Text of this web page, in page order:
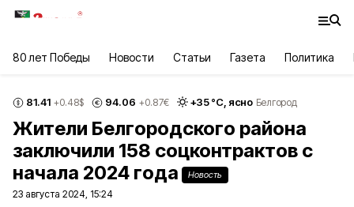
80 лет Победы Новости Статьи Газета Политика
81.41 +0.48$ 94.06 +0.87€ +35°С, ясно Белгород
Жители Белгородского района
заключили 158 соцконтрактов с
начала 2024 года
Новость
23 августа 2024, 15:24